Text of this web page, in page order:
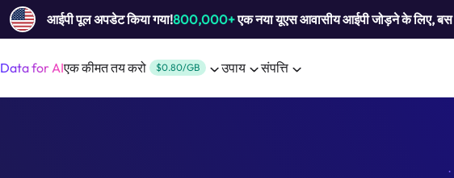
आईपी ​​पूल अपडेट किया गया!800,000+एक नया यूएस आवासीय आईपी जोड़ने के लिए, बस
Data for AIएक कीमत तय करो $0.80/GB उपाय संपत्ति